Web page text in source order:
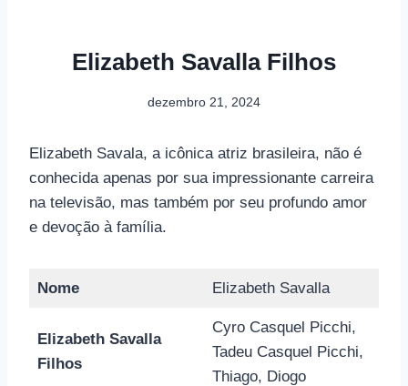
Elizabeth Savalla Filhos
dezembro 21, 2024
Elizabeth Savala, a icônica atriz brasileira, não é
conhecida apenas por sua impressionante carreira
na televisão, mas também por seu profundo amor
e devoção à família.
Nome Elizabeth Savalla
Elizabeth Savalla
Filhos
Cyro Casquel Picchi,
Tadeu Casquel Picchi,
Thiago, Diogo